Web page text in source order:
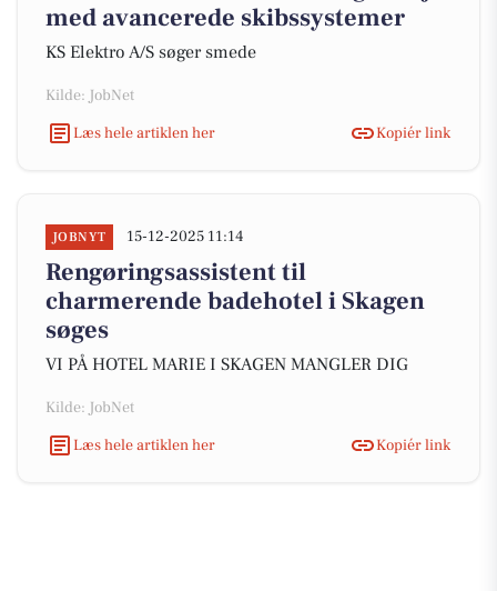
med avancerede skibssystemer
KS Elektro A/S søger smede
Kilde: JobNet
Læs hele artiklen her
Kopiér link
JOBNYT 15-12-2025 11:14
Rengøringsassistent til
charmerende badehotel i Skagen
søges
VI PÅ HOTEL MARIE I SKAGEN MANGLER DIG
Kilde: JobNet
Læs hele artiklen her
Kopiér link